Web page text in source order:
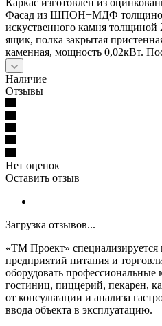
Фасад из ШПОН+МДФ
искуственного камня толщиной
ящик, полка закрытая
каменная, мощность 0,02кВт.
Наличие
Отзывы
Нет оценок
Оставить отзыв
Загрузка отзывов...
«ТМ Проект»
предприятий питания и
оборудовать профессиональные
гостиниц, пиццерий, пекарен,
от консультации и анализа
ввода объекта в эксплуатацию.